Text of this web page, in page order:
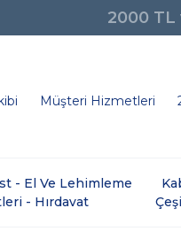
Müşteri Hizmetleri
- El Ve Lehimleme
- Hırdavat